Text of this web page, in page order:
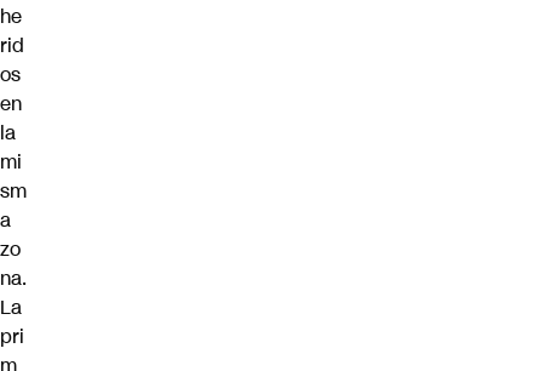
he
rid
os
en
la
mi
sm
a
zo
na.
La
pri
m